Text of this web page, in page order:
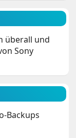
überall und
Sony
Backups